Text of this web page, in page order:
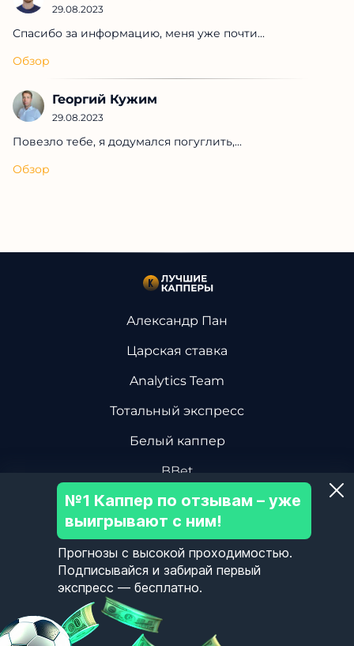
29.08.2023
Спасибо за информацию, меня уже почти...
Обзор
Георгий Кужим
29.08.2023
Повезло тебе, я додумался погуглить,...
Обзор
Александр Пан
Царская ставка
Analytics Team
Тотальный экспресс
Белый каппер
BBet
Василий Винокуров
Дмитрий Ревизор БК
Центр Хоккейной Аналитики
Олег Соловьев
Пользовательское Соглашение
№1 Каппер по отзывам – уже
выигрывают с ним!
Прогнозы с высокой проходимостью.
Подписывайся и забирай первый
экспресс — бесплатно.